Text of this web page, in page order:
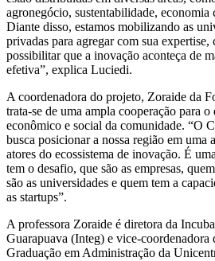
agronegócio, sustentabilidade, economia
Diante disso, estamos mobilizando as
privadas para agregar com sua
possibilitar que a inovação aconteça de
efetiva”, explica Luciedi.
A coordenadora do projeto, Zoraide da
trata-se de uma ampla cooperação para
econômico e social da comunidade. “O
busca posicionar a nossa região em uma
atores do ecossistema de inovação. É
tem o desafio, que são as empresas,
são as universidades e quem tem a
as startups”.
A professora Zoraide é diretora da
Guarapuava (Integ) e vice-coordenadora
Graduação em Administração da